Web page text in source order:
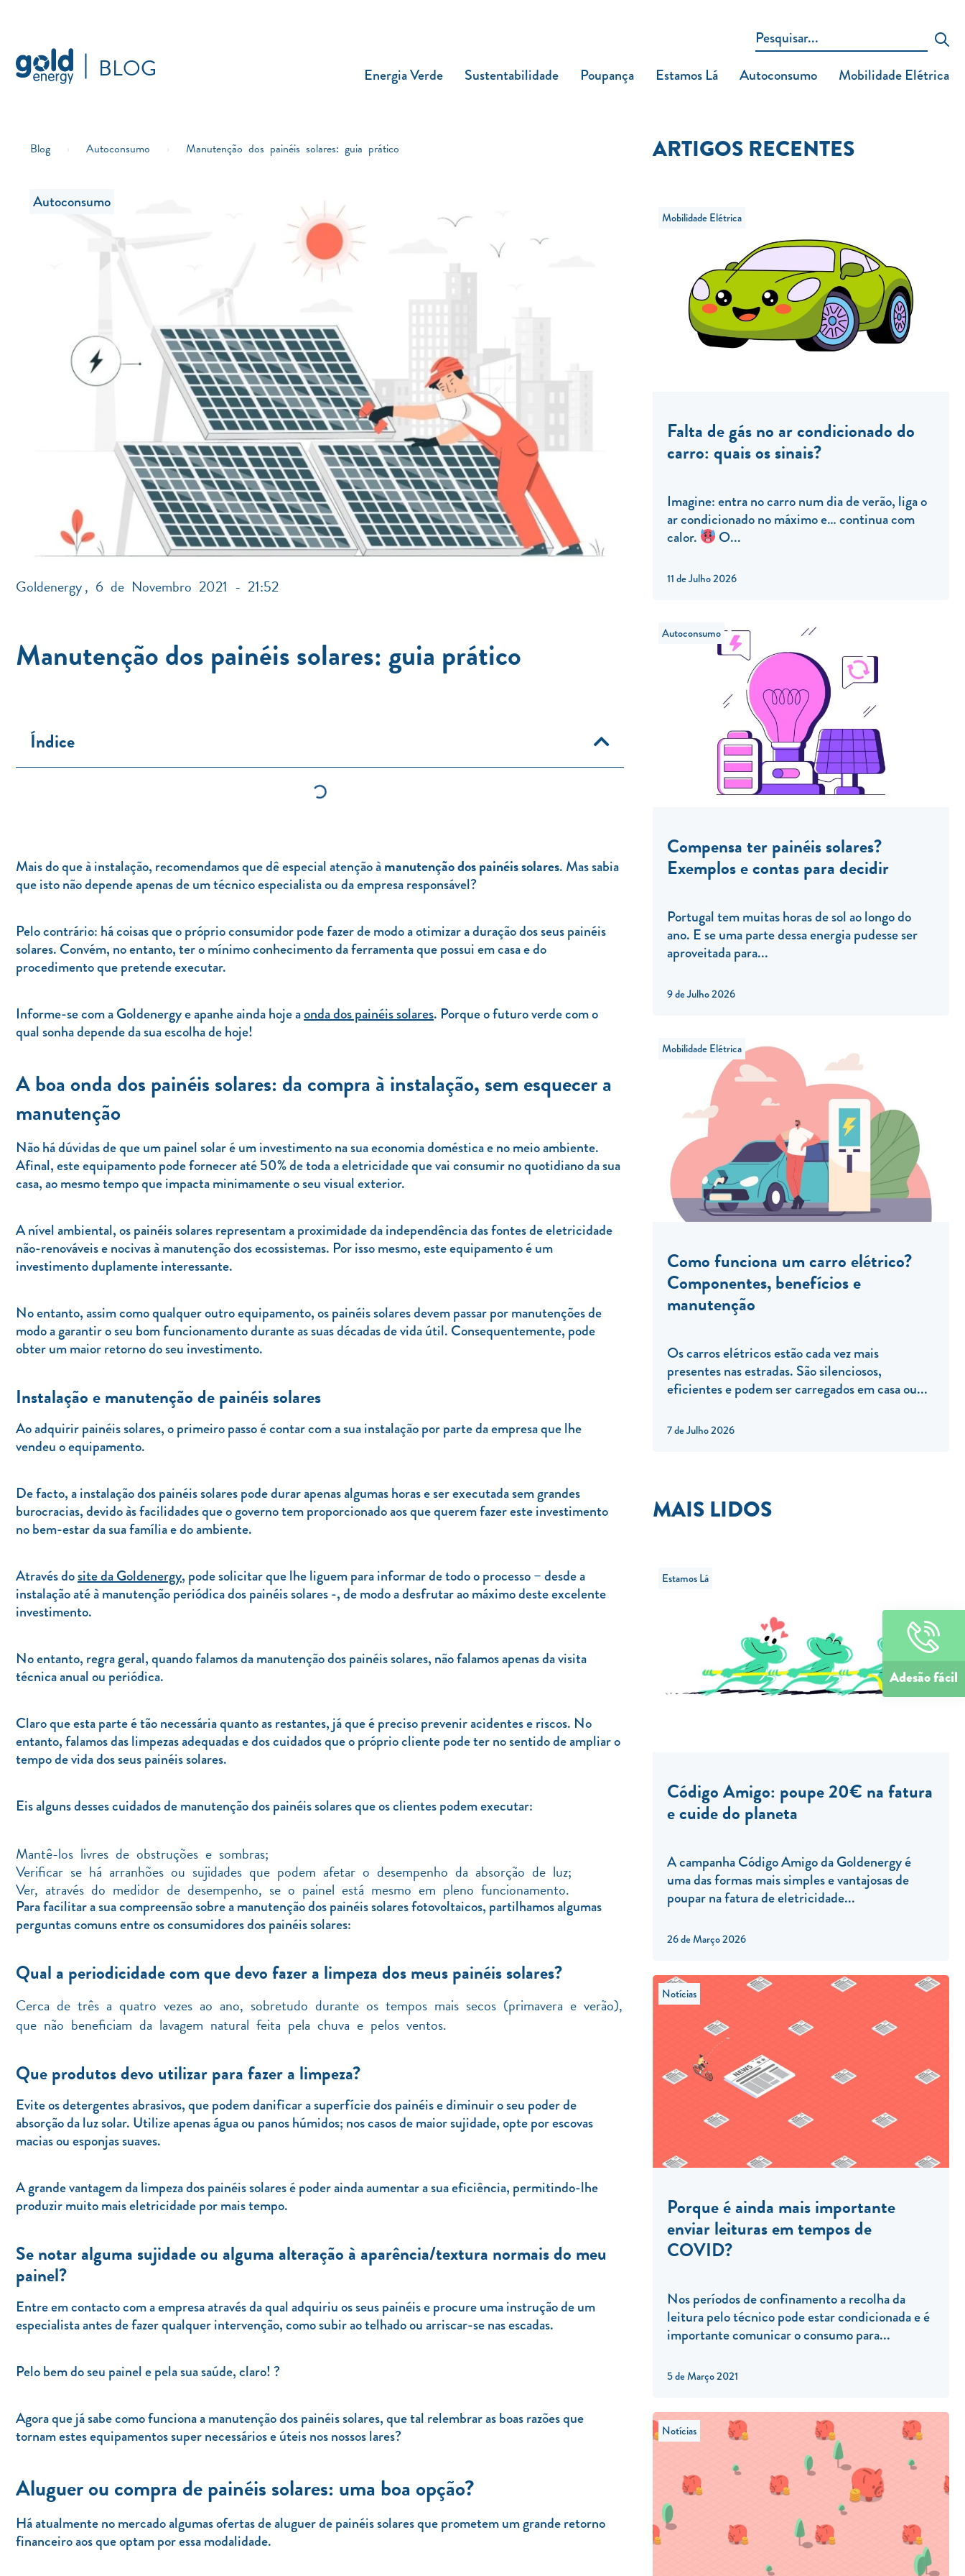
BLOG Energia Verde Sustentabilidade Poupança Estamos Lá Autoconsumo Mobilidade Elétrica
Blog › Autoconsumo › Manutenção dos painéis solares: guia prático
Autoconsumo
Goldenergy 6 de Novembro 2021 - 21:52
Manutenção dos painéis solares: guia prático
Índice
Mais do que à instalação, recomendamos que dê especial atenção àmanutenção dos painéis solares. Mas sabia
que isto não depende apenas de um técnico especialista ou da empresa responsável?
Pelo contrário: há coisas que o próprio consumidor pode fazer de modo a otimizar a duração dos seus painéis
solares. Convém, no entanto, ter o mínimo conhecimento da ferramenta que possui em casa e do
procedimento que pretende executar.
Informe-se com a Goldenergy e apanhe ainda hoje aonda dos painéis solares. Porque o futuro verde com o
qual sonha depende da sua escolha de hoje!
A boa onda dos painéis solares: da compra à instalação, sem esquecer a
manutenção
Não há dúvidas de que um painel solar é um investimento na sua economia doméstica e no meio ambiente.
Afinal, este equipamento pode fornecer até 50% de toda a eletricidade que vai consumir no quotidiano da sua
casa, ao mesmo tempo que impacta minimamente o seu visual exterior.
A nível ambiental, os painéis solares representam a proximidade da independência das fontes de eletricidade
não-renováveis e nocivas à manutenção dos ecossistemas. Por isso mesmo, este equipamento é um
investimento duplamente interessante.
No entanto, assim como qualquer outro equipamento, os painéis solares devem passar por manutenções de
modo a garantir o seu bom funcionamento durante as suas décadas de vida útil. Consequentemente, pode
obter um maior retorno do seu investimento.
Instalação e manutenção de painéis solares
Ao adquirir painéis solares, o primeiro passo é contar com a sua instalação por parte da empresa que lhe
vendeu o equipamento.
De facto, a instalação dos painéis solares pode durar apenas algumas horas e ser executada sem grandes
burocracias, devido às facilidades que o governo tem proporcionado aos que querem fazer este investimento
no bem-estar da sua família e do ambiente.
Através dosite da Goldenergy, pode solicitar que lhe liguem para informar de todo o processo – desde a
instalação até à manutenção periódica dos painéis solares -, de modo a desfrutar ao máximo deste excelente
investimento.
No entanto, regra geral, quando falamos da manutenção dos painéis solares, não falamos apenas da visita
técnica anual ou periódica.
Claro que esta parte é tão necessária quanto as restantes, já que é preciso prevenir acidentes e riscos. No
entanto, falamos das limpezas adequadas e dos cuidados que o próprio cliente pode ter no sentido de ampliar o
tempo de vida dos seus painéis solares.
Eis alguns desses cuidados de manutenção dos painéis solares que os clientes podem executar:
Mantê-los livres de obstruções e sombras;
Verificar se há arranhões ou sujidades que podem afetar o desempenho da absorção de luz;
Ver, através do medidor de desempenho, se o painel está mesmo em pleno funcionamento.
Para facilitar a sua compreensão sobre a manutenção dos painéis solares fotovoltaicos, partilhamos algumas
perguntas comuns entre os consumidores dos painéis solares:
Qual a periodicidade com que devo fazer a limpeza dos meus painéis solares?
Cerca de três a quatro vezes ao ano, sobretudo durante os tempos mais secos (primavera e verão),
que não beneficiam da lavagem natural feita pela chuva e pelos ventos.
Que produtos devo utilizar para fazer a limpeza?
Evite os detergentes abrasivos, que podem danificar a superfície dos painéis e diminuir o seu poder de
absorção da luz solar. Utilize apenas água ou panos húmidos; nos casos de maior sujidade, opte por escovas
macias ou esponjas suaves.
A grande vantagem da limpeza dos painéis solares é poder ainda aumentar a sua eficiência, permitindo-lhe
produzir muito mais eletricidade por mais tempo.
Se notar alguma sujidade ou alguma alteração à aparência/textura normais do meu
painel?
Entre em contacto com a empresa através da qual adquiriu os seus painéis e procure uma instrução de um
especialista antes de fazer qualquer intervenção, como subir ao telhado ou arriscar-se nas escadas.
Pelo bem do seu painel e pela sua saúde, claro! ?
Agora que já sabe como funciona a manutenção dos painéis solares, que tal relembrar as boas razões que
tornam estes equipamentos super necessários e úteis nos nossos lares?
Aluguer ou compra de painéis solares: uma boa opção?
Há atualmente no mercado algumas ofertas de aluguer de painéis solares que prometem um grande retorno
financeiro aos que optam por essa modalidade.
ARTIGOS RECENTES
11 de Julho 2026
Mobilidade Elétrica
Falta de gás no ar condicionado do
carro: quais os sinais?
Imagine: entra no carro num dia de verão, liga o
ar condicionado no máximo e… continua com
calor.
O...
9 de Julho 2026
Autoconsumo
Compensa ter painéis solares?
Exemplos e contas para decidir
Portugal tem muitas horas de sol ao longo do
ano. E se uma parte dessa energia pudesse ser
aproveitada para...
7 de Julho 2026
Mobilidade Elétrica
Como funciona um carro elétrico?
Componentes, benefícios e
manutenção
Os carros elétricos estão cada vez mais
presentes nas estradas. São silenciosos,
eficientes e podem ser carregados em casa ou...
MAIS LIDOS
26 de Março 2026
Estamos Lá
Código Amigo: poupe 20€ na fatura
e cuide do planeta
A campanha Código Amigo da Goldenergy é
uma das formas mais simples e vantajosas de
poupar na fatura de eletricidade...
5 de Março 2021
Notícias
Porque é ainda mais importante
enviar leituras em tempos de
COVID?
Nos períodos de confinamento a recolha da
leitura pelo técnico pode estar condicionada e é
importante comunicar o consumo para...
Notícias
Adesão fácil